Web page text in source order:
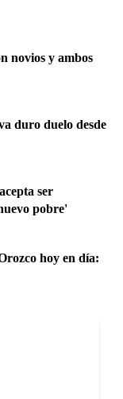
novios y ambos
duro duelo desde
ser
pobre'
hoy en día: